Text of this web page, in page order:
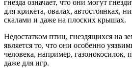
гнезда означает, что они могут
для крикета, овалах, автостоянках,
скалами и даже на плоских крышах.
Недостатком птиц, гнездящихся на
является то, что они особенно
человека, например, газонокосилок,
даже для игр.